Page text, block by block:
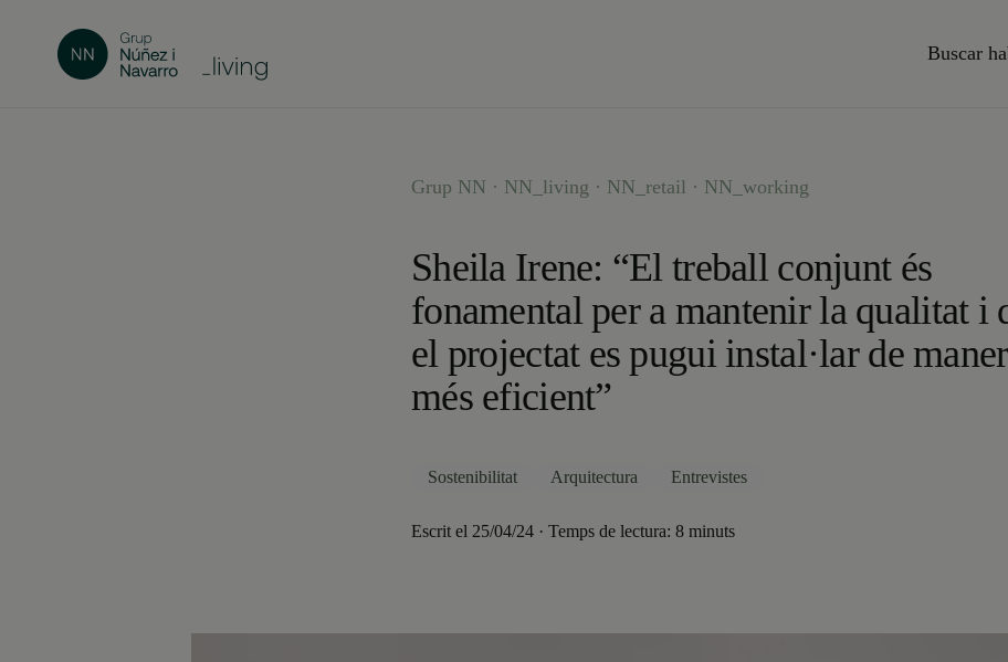
Buscar
Grup NN · NN_living · NN_retail · NN_working
Sheila Irene: “El treball conjunt és
fonamental per a mantenir la qualitat i
el projectat es pugui instal·lar de
més eficient”
Sostenibilitat Arquitectura Entrevistes
Escrit el 25/04/24 · Temps de lectura: 8 minuts